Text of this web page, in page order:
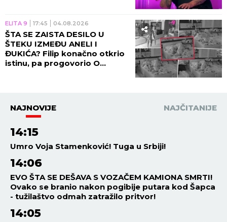
ELITA 9 17:45 04.08.2026
ŠTA SE ZAISTA DESILO U
ŠTEKU IZMEĐU ANELI I
ĐUKIĆA? Filip konačno otkrio
istinu, pa progovorio O
NAJNOVIJE NAJČITANIJE
14:15
Umro Voja Stamenković! Tuga u Srbiji!
14:06
EVO ŠTA SE DEŠAVA S VOZAČEM KAMIONA SMRTI!
Ovako se branio nakon pogibije putara kod Šapca
- tužilaštvo odmah zatražilo pritvor!
14:05